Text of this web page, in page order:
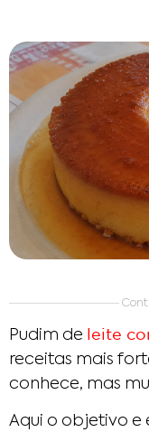
Pudim de leite
receitas mais
conhece, mas
Aqui o objetivo e